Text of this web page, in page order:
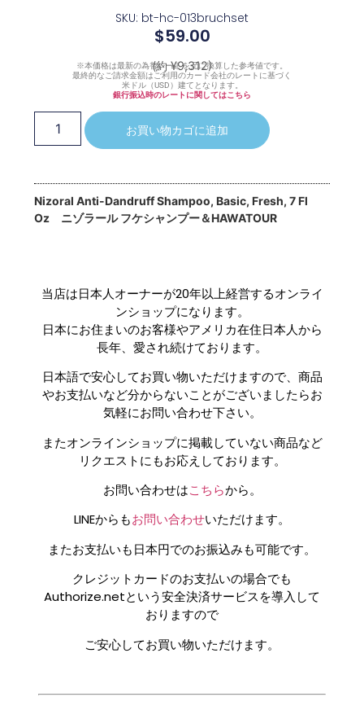
SKU: bt-hc-013bruchset
$59.00
(約 ¥9,312)
※本価格は最新の為替レートを元に換算した参考値です。
最終的なご請求金額はご利用のカード会社のレートに基づく
米ドル（USD）建てとなります。
銀行振込時のレートに関してはこちら
お買い物カゴに追加
Nizoral Anti-Dandruff Shampoo, Basic, Fresh, 7 Fl
Oz ニゾラール フケシャンプー＆HAWATOUR
当店は日本人オーナーが20年以上経営するオンライ
ンショップになります。
日本にお住まいのお客様やアメリカ在住日本人から
長年、愛され続けております。
日本語で安心してお買い物いただけますので、商品
やお支払いなど分からないことがございましたらお
気軽にお問い合わせ下さい。
またオンラインショップに掲載していない商品など
リクエストにもお応えしております。
お問い合わせはこちらから。
LINEからもお問い合わせいただけます。
またお支払いも日本円でのお振込みも可能です。
クレジットカードのお支払いの場合でも
Authorize.netという安全決済サービスを導入して
おりますので
ご安心してお買い物いただけます。